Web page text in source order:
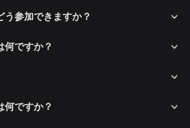
参加できますか？
ですか？
ですか？